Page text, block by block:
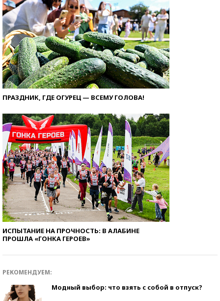
ПРАЗДНИК, ГДЕ ОГУРЕЦ — ВСЕМУ ГОЛОВА!
ИСПЫТАНИЕ НА ПРОЧНОСТЬ: В АЛАБИНЕ
ПРОШЛА «ГОНКА ГЕРОЕВ»
РЕКОМЕНДУЕМ:
Модный выбор: что взять с собой в отпуск?